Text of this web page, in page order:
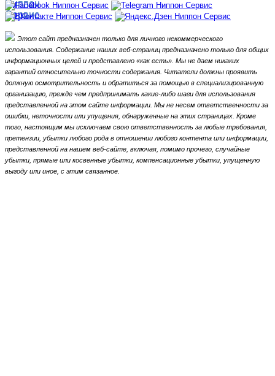
Этот сайт предназначен только для личного некоммерческого
использования. Содержание наших веб-страниц предназначено только для общих
информационных целей и представлено «как есть». Мы не даем никаких
гарантий относительно точности содержания. Читатели должны проявить
должную осмотрительность и обратиться за помощью в специализированную
организацию, прежде чем предпринимать какие-либо шаги для использования
представленной на этом сайте информации. Мы не несем ответственности за
ошибки, неточности или упущения, обнаруженные на этих страницах. Кроме
того, настоящим мы исключаем свою ответственность за любые требования,
претензии, убытки любого рода в отношении любого контента или информации,
представленной на нашем веб-сайте, включая, помимо прочего, случайные
убытки, прямые или косвенные убытки, компенсационные убытки, упущенную
выгоду или иное, с этим связанное.